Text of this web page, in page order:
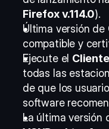
Firefox v.114.0).
Última versión
compatible y
Ejecute el
todas las
de que los
software
La última versión